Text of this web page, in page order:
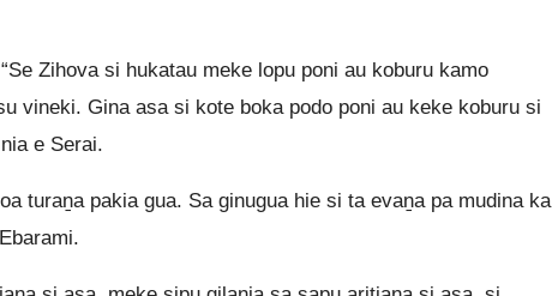
Zihova si hukatau meke lopu poni au koburu kamo
vineki. Gina asa si kote boka podo poni au keke koburu si
e Serai.
turaṉa pakia gua. Sa ginugua hie si ta evaṉa pa mudina ka